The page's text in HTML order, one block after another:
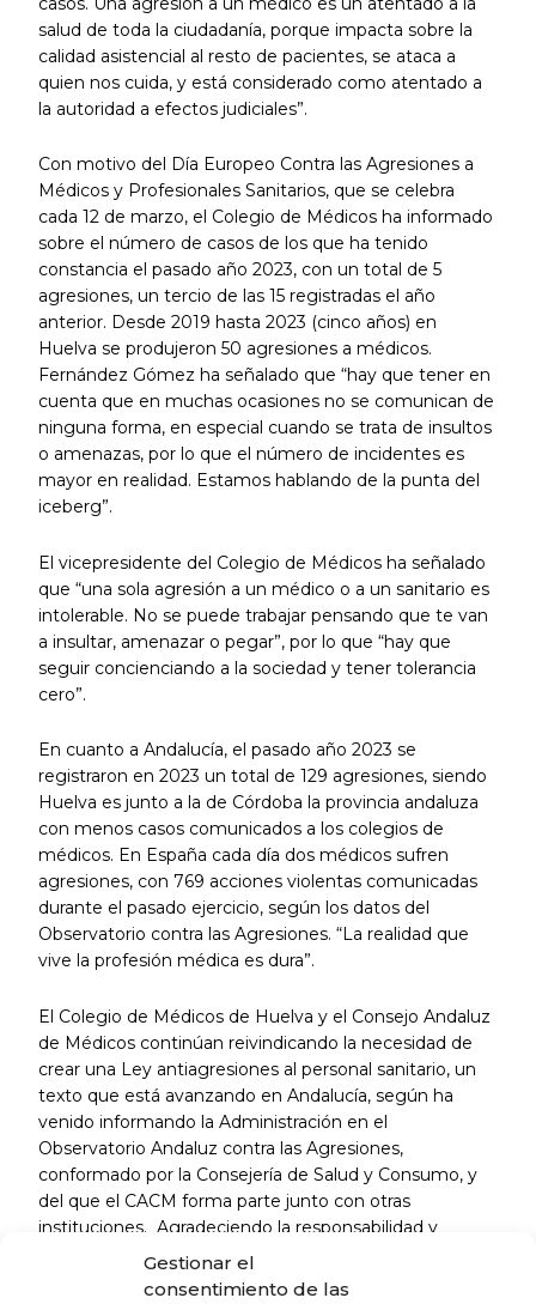
Gestionar el
consentimiento de las
salud de toda la ciudadanía, porque impacta sobre la
calidad asistencial al resto de pacientes, se ataca a
quien nos cuida, y está considerado como atentado a
la autoridad a efectos judiciales”.
Con motivo del Día Europeo Contra las Agresiones a
Médicos y Profesionales Sanitarios, que se celebra
cada 12 de marzo, el Colegio de Médicos ha informado
sobre el número de casos de los que ha tenido
constancia el pasado año 2023, con un total de 5
agresiones, un tercio de las 15 registradas el año
anterior. Desde 2019 hasta 2023 (cinco años) en
Huelva se produjeron 50 agresiones a médicos.
Fernández Gómez ha señalado que “hay que tener en
cuenta que en muchas ocasiones no se comunican de
ninguna forma, en especial cuando se trata de insultos
o amenazas, por lo que el número de incidentes es
mayor en realidad. Estamos hablando de la punta del
iceberg”.
El vicepresidente del Colegio de Médicos ha señalado
que “una sola agresión a un médico o a un sanitario es
intolerable. No se puede trabajar pensando que te van
a insultar, amenazar o pegar”, por lo que “hay que
seguir concienciando a la sociedad y tener tolerancia
cero”.
En cuanto a Andalucía, el pasado año 2023 se
registraron en 2023 un total de 129 agresiones, siendo
Huelva es junto a la de Córdoba la provincia andaluza
con menos casos comunicados a los colegios de
médicos. En España cada día dos médicos sufren
agresiones, con 769 acciones violentas comunicadas
durante el pasado ejercicio, según los datos del
Observatorio contra las Agresiones. “La realidad que
vive la profesión médica es dura”.
El Colegio de Médicos de Huelva y el Consejo Andaluz
de Médicos continúan reivindicando la necesidad de
crear una Ley antiagresiones al personal sanitario, un
texto que está avanzando en Andalucía, según ha
venido informando la Administración en el
Observatorio Andaluz contra las Agresiones,
conformado por la Consejería de Salud y Consumo, y
del que el CACM forma parte junto con otras
instituciones. Agradeciendo la responsabilidad y
sensibilidad con esta iniciativa, esperando que la Ley
salga con prontitud para sancionar a aquellas personas